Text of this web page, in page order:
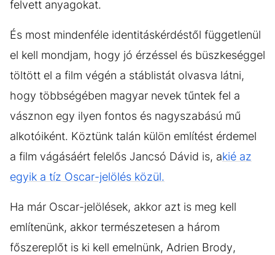
felvett anyagokat.
És most mindenféle identitáskérdéstől függetlenül
el kell mondjam, hogy jó érzéssel és büszkeséggel
töltött el a film végén a stáblistát olvasva látni,
hogy többségében magyar nevek tűntek fel a
vásznon egy ilyen fontos és nagyszabású mű
alkotóiként. Köztünk talán külön említést érdemel
a film vágásáért felelős Jancsó Dávid is, akié az
egyik a tíz Oscar-jelölés közül.
Ha már Oscar-jelölések, akkor azt is meg kell
említenünk, akkor természetesen a három
főszereplőt is ki kell emelnünk, Adrien Brody,